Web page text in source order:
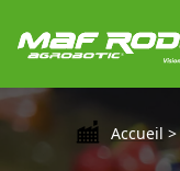
Accueil >